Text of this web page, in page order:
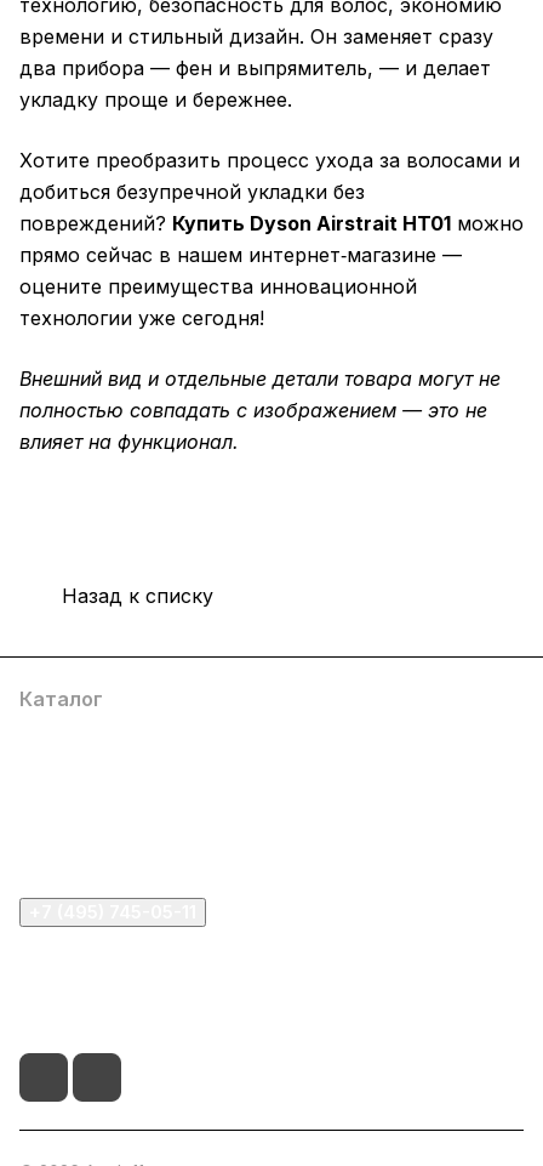
технологию, безопасность для волос, экономию
времени и стильный дизайн. Он заменяет сразу
два прибора — фен и выпрямитель, — и делает
укладку проще и бережнее.
Хотите преобразить процесс ухода за волосами и
добиться безупречной укладки без
повреждений? Купить Dyson Airstrait HT01 можно
прямо сейчас в нашем интернет‑магазине —
оцените преимущества инновационной
технологии уже сегодня!
Внешний вид и отдельные детали товара могут не
полностью совпадать с изображением — это не
влияет на функционал.
Назад к списку
Каталог